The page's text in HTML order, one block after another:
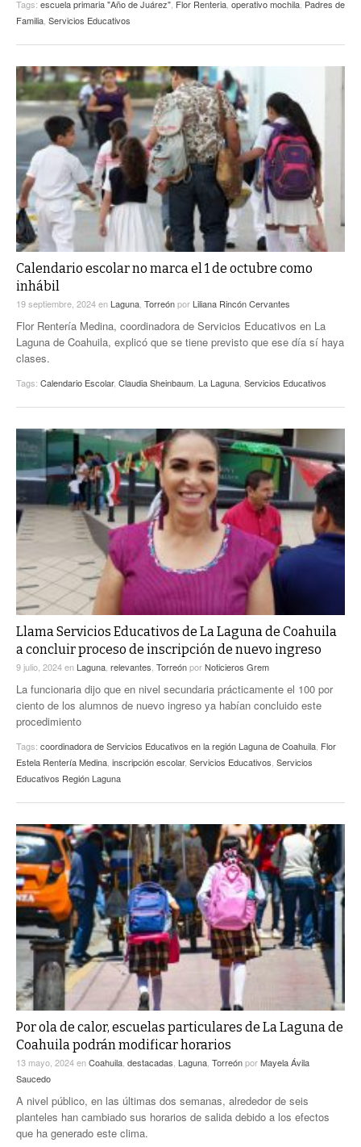
Tags: escuela primaria "Año de Juárez" Flor Renteria operativo mochila Padres de
Familia Servicios Educativos
Calendario escolar no marca el 1 de octubre como
inhábil
19 septiembre, 2024en Laguna, Torreónpor Liliana Rincón Cervantes
Flor Rentería Medina, coordinadora de Servicios Educativos en La
Laguna de Coahuila, explicó que se tiene previsto que ese día sí haya
clases.
Tags: Calendario Escolar, Claudia Sheinbaum, La Laguna, Servicios Educativos
Llama Servicios Educativos de La Laguna de Coahuila
a concluir proceso de inscripción de nuevo ingreso
9 julio, 2024en Laguna relevantes TorreónporNoticieros Grem
La funcionaria dijo que en nivel secundaria prácticamente el 100 por
ciento de los alumnos de nuevo ingreso ya habían concluido este
procedimiento
Tags: coordinadora de Servicios Educativos en la región Laguna de Coahuila Flor
Estela Rentería Medina inscripción escolar, Servicios Educativos Servicios
Educativos Región Laguna
Por ola de calor, escuelas particulares de La Laguna de
Coahuila podrán modificar horarios
13 mayo, 2024enCoahuila destacadas Laguna TorreónporMayela Ávila
Saucedo
A nivel público, en las últimas dos semanas, alrededor de seis
planteles han cambiado sus horarios de salida debido a los efectos
que ha generado este clima.